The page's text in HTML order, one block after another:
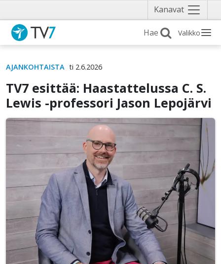
Kanavat Näytä
valikko
Valikko
AJANKOHTAISTA ti 2.6.2026
TV7 esittää: Haastattelussa C. S.
Lewis -professori Jason Lepojärvi